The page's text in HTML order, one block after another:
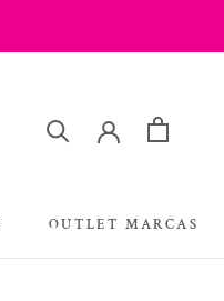
OUTLET MARCAS